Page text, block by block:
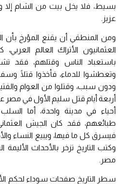
بسيط، فلا يخل بيت من الشام
عزيز.
ومن المنطقي أن يقنع المؤرخ بأن
العثمانيون الأتراك العالم
باستعباد الناس وقتلهم، فقد
وتعطشوا للدماء، فأخذوا قتلًا
ودون سبب، وقتلوا من العوام
أربعة أيام قتل سليم الأول في
أحياء في مدينة واحدة، أما
طبائعهم، فقد كان الجيش
فيسرق كل ما فيها، ويبيع النساء
وكتب التاريخ تزخر بالأحداث الأليمة
مصر.
سطر التاريخ صفحات سوداء لحكم